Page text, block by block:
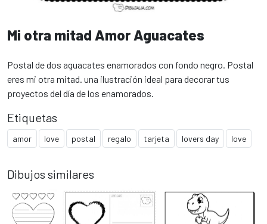
Mi otra mitad Amor Aguacates
Postal de dos aguacates enamorados con fondo negro. Postal
eres mi otra mitad. una ilustración ideal para decorar tus
proyectos del día de los enamorados.
Etiquetas
amor love postal regalo tarjeta lovers day love
Dibujos similares